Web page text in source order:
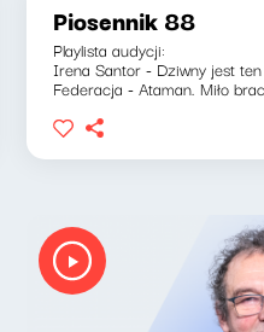
Piosennik 88
Playlista audycji:
Irena Santor - Dziwny jest
Federacja - Ataman. Miło